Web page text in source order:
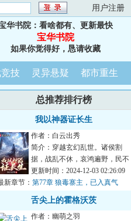
用户注册
华书院：看啥都有、更新最快
宝华书院
如果你觉得好，恳请收藏
技 灵异悬疑 都市重生
总推荐排行榜
我以神器证长生
作者：白云出秀
简介：穿越玄幻乱世。诸侯割
据，战乱不休，哀鸿遍野，民不
聊生。所幸。叶牧发现只要他手
握兵器，就能获得...
更新时间：2024-12-03 02:26:09
新章节： 第77章 狼毒寨主，已入真气
舌尖上的霍格沃茨
作者：幽萌之羽